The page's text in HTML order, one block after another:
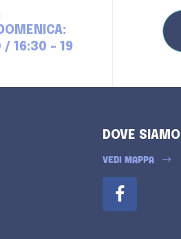
/ 16:30 - 19
DOVE SIAMO
VEDI MAPPA